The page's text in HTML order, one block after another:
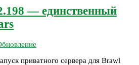
— единственный
приватного сервера для Brawl